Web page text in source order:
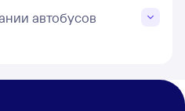
автобусов